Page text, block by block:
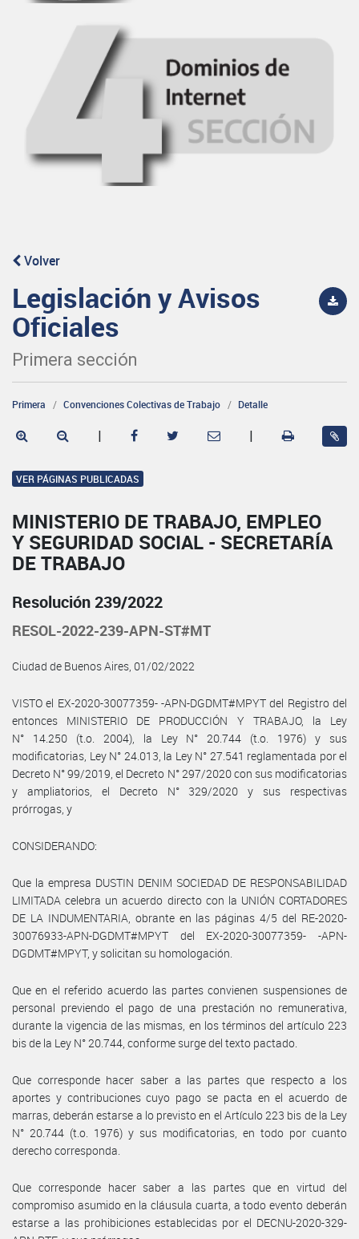
Volver
Legislación y Avisos
Oficiales
Primera sección
Primera Convenciones Colectivas de Trabajo Detalle
| |
VER PÁGINAS PUBLICADAS
MINISTERIO DE TRABAJO, EMPLEO
Y SEGURIDAD SOCIAL - SECRETARÍA
DE TRABAJO
Resolución 239/2022
RESOL-2022-239-APN-ST#MT
Ciudad de Buenos Aires, 01/02/2022
VISTO el EX-2020-30077359- -APN-DGDMT#MPYT del Registro del
entonces MINISTERIO DE PRODUCCIÓN Y TRABAJO, la Ley
N° 14.250 (t.o. 2004), la Ley N° 20.744 (t.o. 1976) y sus
modificatorias, Ley N° 24.013, la Ley N° 27.541 reglamentada por el
Decreto N° 99/2019, el Decreto N° 297/2020 con sus modificatorias
y ampliatorios, el Decreto N° 329/2020 y sus respectivas
prórrogas, y
CONSIDERANDO:
Que la empresa DUSTIN DENIM SOCIEDAD DE RESPONSABILIDAD
LIMITADA celebra un acuerdo directo con la UNIÓN CORTADORES
DE LA INDUMENTARIA, obrante en las páginas 4/5 del RE-2020-
30076933-APN-DGDMT#MPYT del EX-2020-30077359- -APN-
DGDMT#MPYT, y solicitan su homologación.
Que en el referido acuerdo las partes convienen suspensiones de
personal previendo el pago de una prestación no remunerativa,
durante la vigencia de las mismas, en los términos del artículo 223
bis de la Ley N° 20.744, conforme surge del texto pactado.
Que corresponde hacer saber a las partes que respecto a los
aportes y contribuciones cuyo pago se pacta en el acuerdo de
marras, deberán estarse a lo previsto en el Artículo 223 bis de la Ley
N° 20.744 (t.o. 1976) y sus modificatorias, en todo por cuanto
derecho corresponda.
Que corresponde hacer saber a las partes que en virtud del
compromiso asumido en la cláusula cuarta, a todo evento deberán
estarse a las prohibiciones establecidas por el DECNU-2020-329-